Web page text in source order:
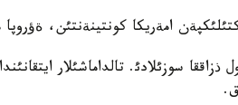
امةريكا كونتينةنتئن، ةؤروپا
ذزاققا سوزئلادئ. تالداماشئلار